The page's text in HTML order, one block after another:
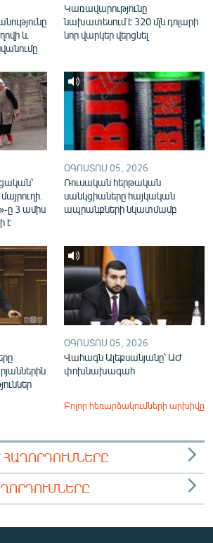
կայքերը
և
Կառավարությունը
նախատեսում է 320 մլն դոլարի
նոր վարկեր վերցնել
ը 3 ամիս
է
ՕԳՈՍՏՈՍ 05, 2026
Ռուսական հերթական
սանկցիաները հայկական
ապրանքների նկատմամբ
ՕԳՈՍՏՈՍ 05, 2026
Վահագն Ալեքսանյանը՝ ԱԺ
փոխնախագահ
Բոլոր հեռարձակումների արխիվը
ՀԱՂՈՐԴՈՒՄՆԵՐԸ